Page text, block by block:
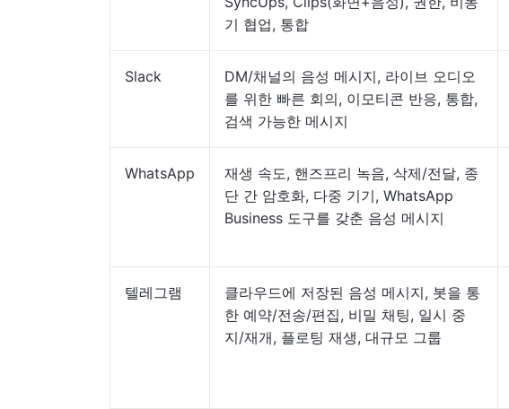
기 협업, 통합
Slack
DM/채널의 음성 메시지, 라이브 오디오
를 위한 빠른 회의, 이모티콘 반응, 통합,
검색 가능한 메시지
WhatsApp
재생 속도, 핸즈프리 녹음, 삭제/전달, 종
단 간 암호화, 다중 기기, WhatsApp
Business 도구를 갖춘 음성 메시지
텔레그램
클라우드에 저장된 음성 메시지, 봇을 통
한 예약/전송/편집, 비밀 채팅, 일시 중
지/재개, 플로팅 재생, 대규모 그룹